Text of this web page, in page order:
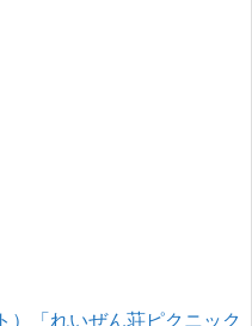
）「れいぜん荘ピクニック